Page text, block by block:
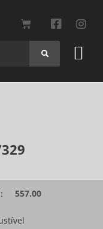
557.00